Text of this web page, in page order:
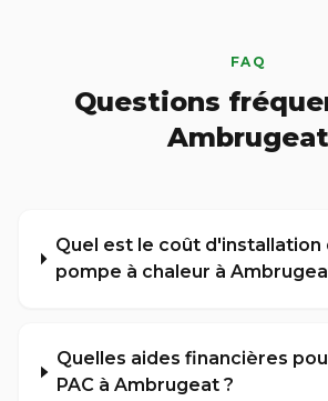
FAQ
Questions
Ambrugeat
Quel est le coût d'installation
pompe à chaleur à
Quelles aides financières
PAC à Ambrugeat ?